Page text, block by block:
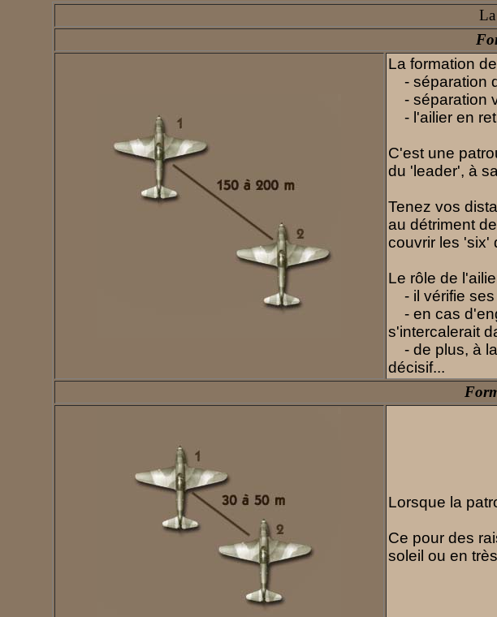
La formation
- séparation
- séparation
- l'ailier en
C'est une
du 'leader', à
Tenez vos
au détriment
couvrir les 'six'
Le rôle de
- il vérifie ses
- en cas
s'intercalerait
- de plus, à la
décisif...
Lorsque la
Ce pour des
soleil ou en